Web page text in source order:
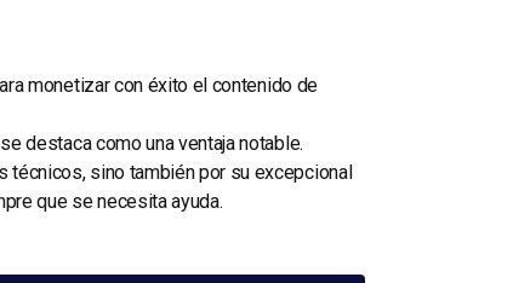
monetizar con éxito el contenido de
destaca como una ventaja notable.
técnicos, sino también por su excepcional
que se necesita ayuda.